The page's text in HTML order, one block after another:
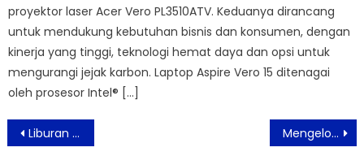
proyektor laser Acer Vero PL3510ATV. Keduanya dirancang
untuk mendukung kebutuhan bisnis dan konsumen, dengan
kinerja yang tinggi, teknologi hemat daya dan opsi untuk
mengurangi jejak karbon. Laptop Aspire Vero 15 ditenagai
oleh prosesor Intel® […]
Post
Liburan Keluarga Sambil Mengenal Satwa di Royal Safari Garden Mengelola Keuangan Yang Efektif Selama Pandemi, Ini Tipsnya